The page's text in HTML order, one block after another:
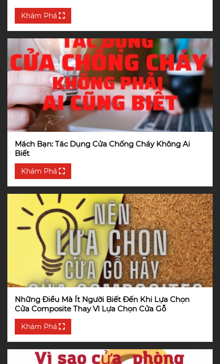
Khám Phá
Mách Bạn: Tác Dụng Cửa Chống Cháy Không Ai
Biết
Khám Phá
Những Điều Mà Ít Người Biết Đến Khi Lựa Chọn
Cửa Composite Thay Vì Lựa Chọn Cửa Gỗ
Khám Phá